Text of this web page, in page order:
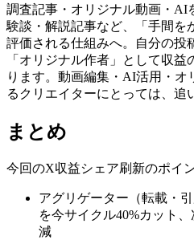
調査記事・オリジナル動画・AI
験談・解説記事など、「手間を
評価される仕組みへ。自分の投
「オリジナル作者」として収
ります。動画編集・AI活用・オ
るクリエイターにとっては、追
まとめ
今回のX収益シェア刷新のポイ
アグリゲーター（転載・
を今サイクル40%カット
減